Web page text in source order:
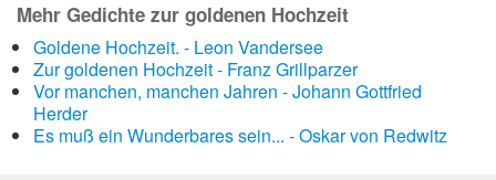
Mehr Gedichte zur goldenen Hochzeit
Goldene Hochzeit. - Leon Vandersee
Zur goldenen Hochzeit - Franz Grillparzer
Vor manchen, manchen Jahren - Johann Gottfried
Herder
Es muß ein Wunderbares sein... - Oskar von Redwitz